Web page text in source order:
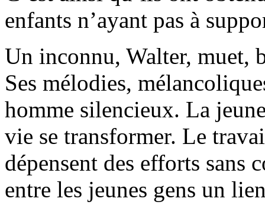
enfants n’ayant pas à
Un inconnu, Walter, muet,
Ses mélodies,
homme silencieux. La
vie se transformer. Le
dépensent des efforts sans
entre les jeunes gens un